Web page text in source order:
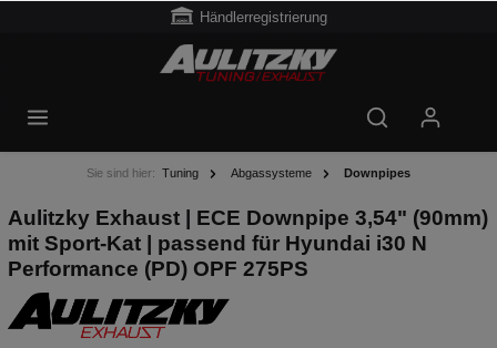
Händlerregistrierung
Sie sind hier: Tuning Abgassysteme Downpipes
Aulitzky Exhaust | ECE Downpipe 3,54" (90mm)
mit Sport-Kat | passend für Hyundai i30 N
Performance (PD) OPF 275PS